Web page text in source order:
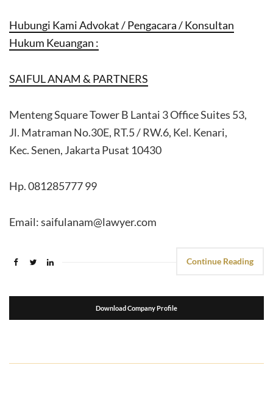
Hubungi Kami Advokat / Pengacara / Konsultan
Hukum Keuangan :
SAIFUL ANAM & PARTNERS
Menteng Square Tower B Lantai 3 Office Suites 53,
Jl. Matraman No.30E, RT.5 / RW.6, Kel. Kenari,
Kec. Senen, Jakarta Pusat 10430
Hp. 081285777 99
Email: saifulanam@lawyer.com
Continue Reading
Download Company Profile